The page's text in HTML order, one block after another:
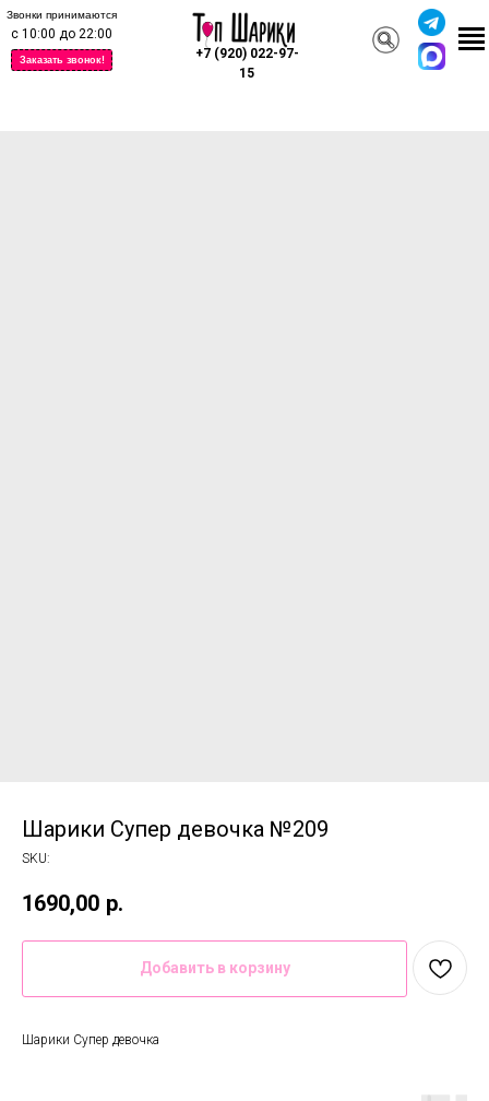
+7 (920) 022-97-
15
Заказать звонок!
Звонки принимаются
с 10:00 до 22:00
Шарики Супер девочка №209
SKU:
1690,00 р.
Добавить в корзину
Шарики Супер девочка